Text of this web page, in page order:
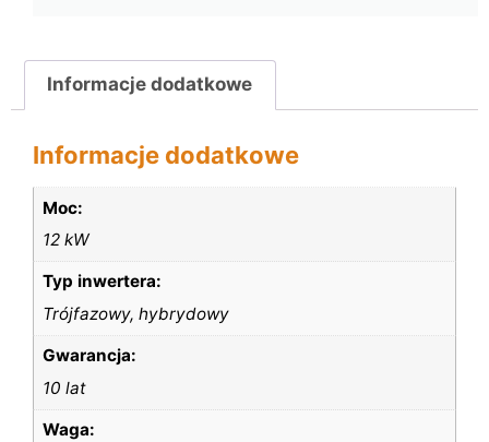
Informacje dodatkowe
Informacje dodatkowe
Moc:
12 kW
Typ inwertera:
Trójfazowy, hybrydowy
Gwarancja:
10 lat
Waga: